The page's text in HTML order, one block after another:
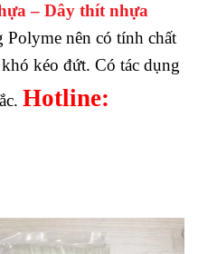
– Dây thít nhựa
Polyme nên có tính chất
kéo đứt. Có tác dụng
Hotline: